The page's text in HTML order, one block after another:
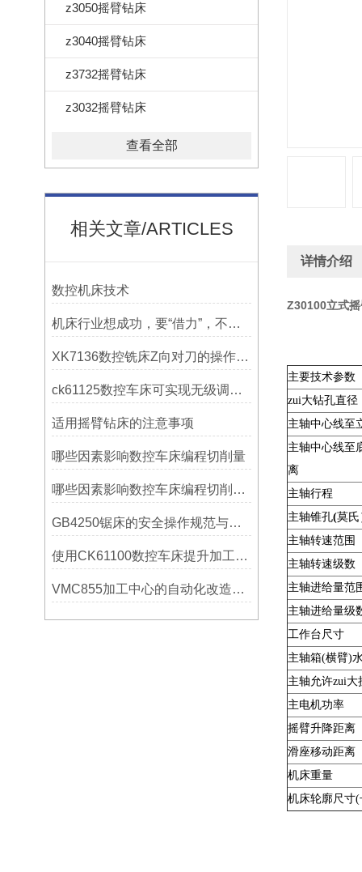
z3050摇臂钻床
z3040摇臂钻床
z3732摇臂钻床
z3032摇臂钻床
查看全部
相关文章/ARTICLES
数控机床技术
机床行业想成功，要“借力”，不要“尽力”！
XK7136数控铣床Z向对刀的操作方法
ck61125数控车床可实现无级调速控制
适用摇臂钻床的注意事项
哪些因素影响数控车床编程切削量
哪些因素影响数控车床编程切削量？
GB4250锯床的安全操作规范与注意事项
使用CK61100数控车床提升加工精度的方法
VMC855加工中心的自动化改造与智能化应用说明
详情介绍
Z30100立式
主要技术参数
zui大钻孔直径
主轴中心线至
主轴中心线至
离
主轴行程
主轴锥孔(莫氏
主轴转速范围
主轴转速级数
主轴进给量范
主轴进给量级
工作台尺寸
主轴箱(横臂)
主轴允许zui大
主电机功率
摇臂升降距离
滑座移动距离
机床重量
机床轮廓尺寸